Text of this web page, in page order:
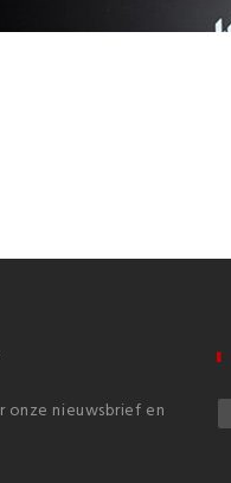
onze nieuwsbrief en